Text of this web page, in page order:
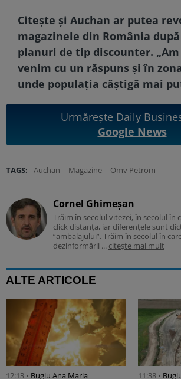
Citește și Auchan ar putea
magazinele din România
planuri de tip discounter.
venim cu un răspuns și în
unde populația câștigă mai
Urmărește Daily
Google News
TAGS: Auchan Magazine Omv Petrom
Cornel Ghimeșan
Trăim în secolul vitezei, în secolul în
click distanța, iar diferențele sunt
“ambalajului”. Trăim în secolul în
dezinformării ... citește mai mult
ALTE ARTICOLE
12:13 • Bugiu ⁠Ana Maria 11:38 •